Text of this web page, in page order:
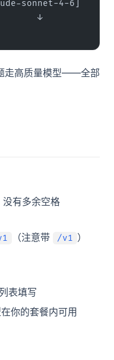
sonnet-4-6]
↓
走高质量模型——全部
有多余空格
（注意带 /v1 ）
表填写
你的套餐内可用